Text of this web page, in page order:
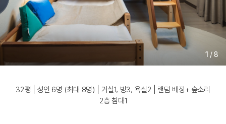
1 / 8
32평 | 성인 6명 (최대 8명) | 거실1, 방3, 욕실2 | 랜덤 배정+ 숲소리
2층 침대1